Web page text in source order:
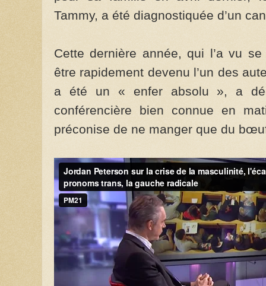
Tammy, a été diagnostiquée d’un
Cette dernière année, qui l’a vu
être rapidement devenu l’un des
a été un « enfer absolu », a
conférencière bien connue en
préconise de ne manger que du